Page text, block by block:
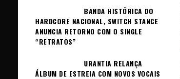
BANDA HISTÓRICA DO
HARDCORE NACIONAL, SWITCH STANCE
ANUNCIA RETORNO COM O SINGLE
“RETRATOS”
URANTIA RELANÇA
ÁLBUM DE ESTREIA COM NOVOS VOCAIS